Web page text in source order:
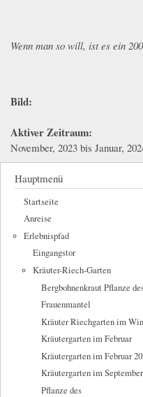
Wenn man so will, ist es ein
Bild:
Aktiver Zeitraum:
November, 2023 bis Januar,
Hauptmenü
Startseite
Anreise
Erlebnispfad
Eingangstor
Kräuter-Riech-Garten
Bergbohnenkraut Pflanze
Frauenmantel
Kräuter Riechgarten im
Kräutergarten im Februar
Kräutergarten im Februar
Kräutergarten im
Pflanze des